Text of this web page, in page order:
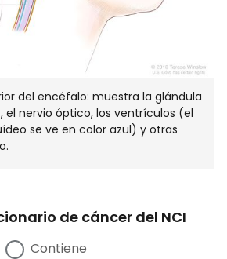
del encéfalo: muestra la glándula
el nervio óptico, los ventrículos (el
se ve en color azul) y otras
de cáncer del NCI
Contiene